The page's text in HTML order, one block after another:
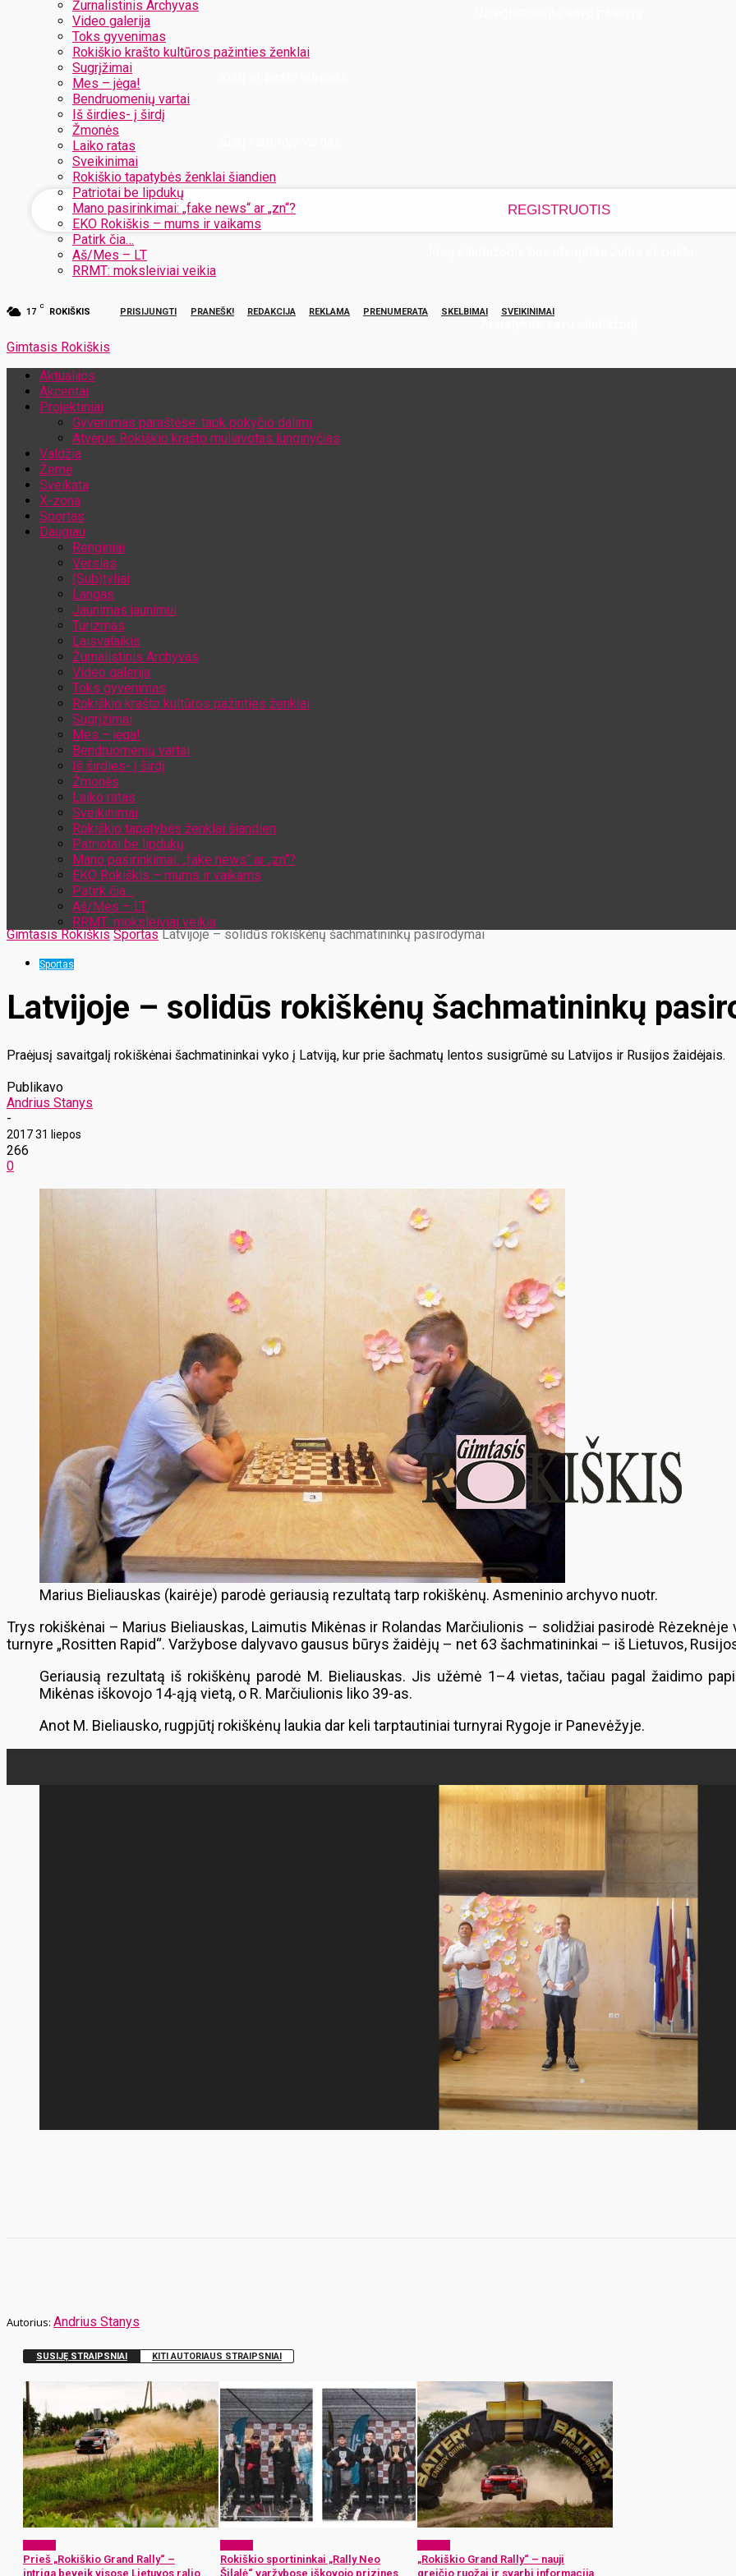
Žurnalistinis Archyvas
Video galerija
Toks gyvenimas
Rokiškio krašto kultūros pažinties ženklai
Sugrįžimai
Mes – jėga!
Bendruomenių vartai
Iš širdies- į širdį
Žmonės
Laiko ratas
Sveikinimai
Rokiškio tapatybės ženklai šiandien
Patriotai be lipdukų
Mano pasirinkimai: „fake news“ ar „zn“?
EKO Rokiškis – mums ir vaikams
Patirk čia…
Aš/Mes – LT
RRMT: moksleiviai veikia
17
C
ROKIŠKIS PRISIJUNGTI PRANEŠK! REDAKCIJA REKLAMA PRENUMERATA SKELBIMAI SVEIKINIMAI
Gimtasis Rokiškis
Aktualijos
Akcentai
Projektiniai
Gyvenimas paraštėse: tapk pokyčio dalimi
Atvėrus Rokiškio krašto muliavotas lunginyčias
Valdžia
Žemė
Sveikata
X-zona
Sportas
Daugiau
Renginiai
Verslas
(Sub)tyliai
Langas
Jaunimas jaunimui
Turizmas
Laisvalaikis
Žurnalistinis Archyvas
Video galerija
Toks gyvenimas
Rokiškio krašto kultūros pažinties ženklai
Sugrįžimai
Mes – jėga!
Bendruomenių vartai
Iš širdies- į širdį
Žmonės
Laiko ratas
Sveikinimai
Rokiškio tapatybės ženklai šiandien
Patriotai be lipdukų
Mano pasirinkimai: „fake news“ ar „zn“?
EKO Rokiškis – mums ir vaikams
Patirk čia…
Aš/Mes – LT
RRMT: moksleiviai veikia
Gimtasis Rokiškis Sportas Latvijoje – solidūs rokiškėnų šachmatininkų pasirodymai
Sportas
Latvijoje – solidūs rokiškėnų šachmatininkų
Praėjusį savaitgalį rokiškėnai šachmatininkai vyko į Latviją, kur prie šachmatų lentos susigrūmė su Latvijos ir Rusijos žaidėjais.
Publikavo
Andrius Stanys
-
2017 31 liepos
266
0
Marius Bieliauskas (kairėje) parodė geriausią rezultatą tarp rokiškėnų. Asmeninio archyvo nuotr.
Trys rokiškėnai – Marius Bieliauskas, Laimutis Mikėnas ir Rolandas Marčiulionis – solidžiai pasirodė
turnyre „Rositten Rapid“. Varžybose dalyvavo gausus būrys žaidėjų – net 63 šachmatininkai – iš Lietuvos,
Geriausią rezultatą iš rokiškėnų parodė M. Bieliauskas. Jis užėmė 1–4 vietas, tačiau pagal žaidimo
Mikėnas iškovojo 14-ąją vietą, o R. Marčiulionis liko 39-as.
Anot M. Bieliausko, rugpjūtį rokiškėnų laukia dar keli tarptautiniai turnyrai Rygoje ir Panevėžyje.
Andrius Stanys
SUSIJĘ STRAIPSNIAI KITI AUTORIAUS STRAIPSNIAI
Prieš „Rokiškio Grand Rally“ –
intriga beveik visose Lietuvos ralio
Rokiškio sportininkai „Rally Neo
Šilalė“ varžybose iškovojo prizines
„Rokiškio Grand Rally“ – nauji
greičio ruožai ir svarbi informacija